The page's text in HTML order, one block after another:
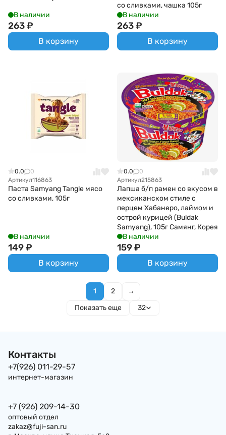
В наличии
263₽
В корзину
со сливками, чашка 105г
В наличии
263₽
В корзину
0.0
0
Артикул116863
Паста Samyang Tangle мясо
со сливками, 105г
В наличии
149₽
В корзину
0.0
0
Артикул215863
Лапша б/п рамен со вкусом в
мексиканском стиле c
перцем Хабанеро, лаймом и
острой курицей (Buldak
Samyang), 105г Самянг, Корея
В наличии
159₽
В корзину
1 2
→
Показать еще
32
Контакты
+7(926) 011-29-57
интернет-магазин
+7 (926) 209-14-30
оптовый отдел
zakaz@fuji-san.ru